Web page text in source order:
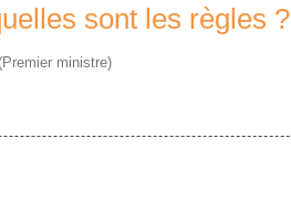
sont les règles ?
ministre)